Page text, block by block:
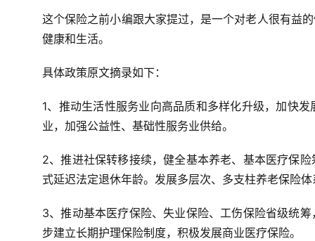
这个保险之前小编跟大家提过，是一个对老人很有益
健康和生活。
具体政策原文摘录如下：
1、推动生活性服务业向高品质和多样化升级，加快
业，加强公益性、基础性服务业供给。
2、推进社保转移接续，健全基本养老、基本医疗保
式延迟法定退休年龄。发展多层次、多支柱养老保险体
3、推动基本医疗保险、失业保险、工伤保险省级统
步建立长期护理保险制度，积极发展商业医疗保险。